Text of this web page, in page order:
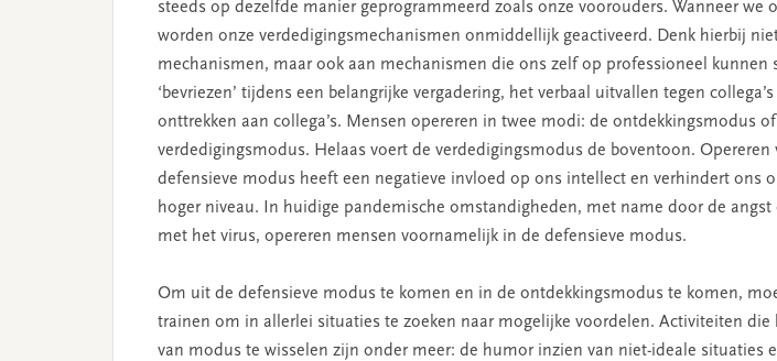
steeds op dezelfde manier geprogrammeerd zoals onze voorouders. Wanneer we
worden onze verdedigingsmechanismen onmiddellijk geactiveerd. Denk hierbij
mechanismen, maar ook aan mechanismen die ons zelf op professioneel kunnen
‘bevriezen’ tijdens een belangrijke vergadering, het verbaal uitvallen tegen
onttrekken aan collega’s. Mensen opereren in twee modi: de ontdekkingsmodus
verdedigingsmodus. Helaas voert de verdedigingsmodus de boventoon. Opereren
defensieve modus heeft een negatieve invloed op ons intellect en verhindert ons
hoger niveau. In huidige pandemische omstandigheden, met name door de angst
met het virus, opereren mensen voornamelijk in de defensieve modus.
Om uit de defensieve modus te komen en in de ontdekkingsmodus te komen,
trainen om in allerlei situaties te zoeken naar mogelijke voordelen. Activiteiten die
van modus te wisselen zijn onder meer: de humor inzien van niet-ideale situaties